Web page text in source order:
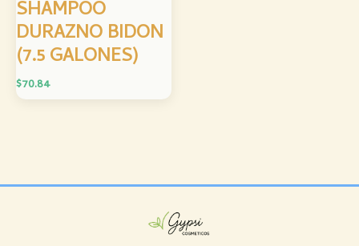
SHAMPOO
DURAZNO BIDON
(7.5 GALONES)
$70.84